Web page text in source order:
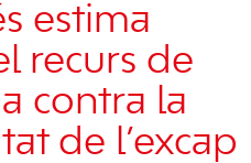
estima
recurs de
contra la
de l’excap